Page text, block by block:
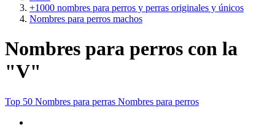
+1000 nombres para perros y perras originales y únicos
Nombres para perros machos
Nombres para perros con la
"V"
Top 50 Nombres para perras Nombres para perros